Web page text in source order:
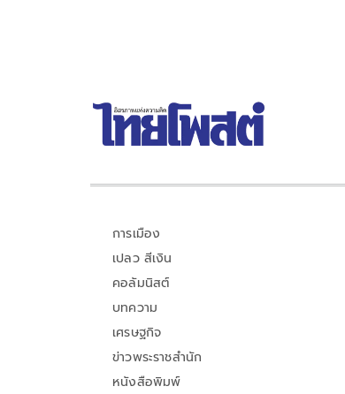
การเมือง
เปลว สีเงิน
คอลัมนิสต์
บทความ
เศรษฐกิจ
ข่าวพระราชสำนัก
หนังสือพิมพ์